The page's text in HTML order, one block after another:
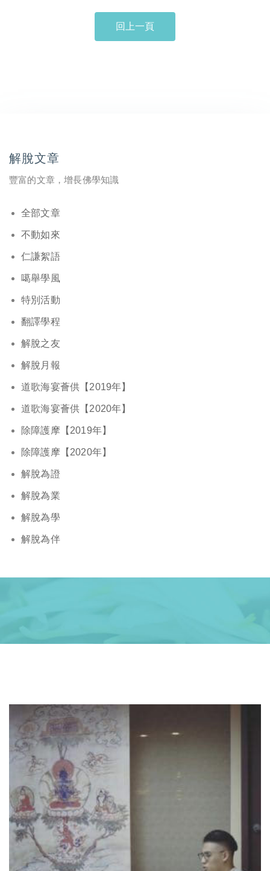
回上一頁
解脫文章
豐富的文章，增長佛學知識
全部文章
不動如來
仁謙絮語
噶舉學風
特別活動
翻譯學程
解脫之友
解脫月報
道歌海宴薈供【2019年】
道歌海宴薈供【2020年】
除障護摩【2019年】
除障護摩【2020年】
解脫為證
解脫為業
解脫為學
解脫為伴